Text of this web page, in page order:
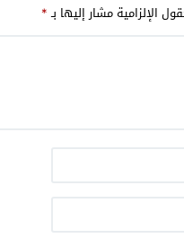
الإلزامية مشار إليها بـ*